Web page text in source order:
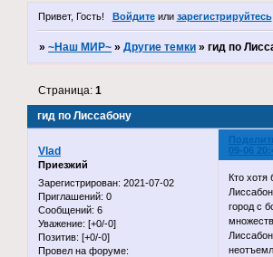
Привет, Гость! Войдитеили зарегистрируйтесь.
»~Наш МИР~ »Другие темки »гид по
гид по Лиссабону
Страница:1
09-06
Vlad
Приезжий
Зарегистрирован: 2021-07-02
Приглашений: 0
Сообщений: 6
Уважение: [+0/-0]
Позитив: [+0/-0]
Провел на форуме:
Кто хотя
город с